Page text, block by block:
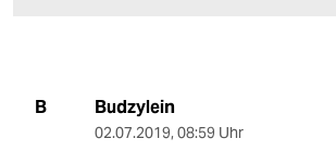
B Budzylein
02.07.2019, 08:59 Uhr